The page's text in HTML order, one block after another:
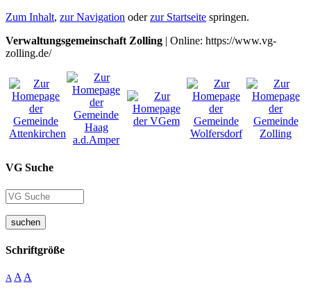
Zum Inhalt, zur Navigation oderzur Startseite springen.
Verwaltungsgemeinschaft Zolling | Online: https://www.vg-
zolling.de/
VG Suche
suchen
Schriftgröße
A A A